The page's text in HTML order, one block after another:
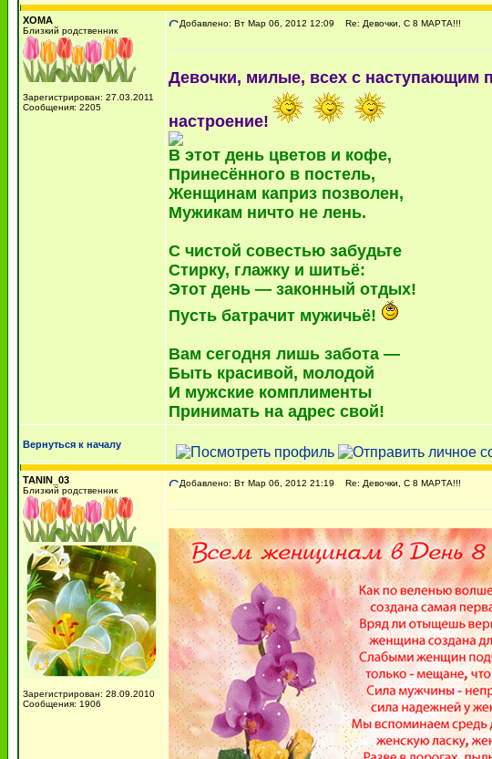
ХОМА
Близкий родственник
Зарегистрирован: 27.03.2011
Сообщения: 2205
Добавлено: Вт Мар 06, 2012 12:09 Re: Девочки, С 8 МАРТА!!!
Девочки, милые, всех с наступающим
настроение!
В этот день цветов и кофе,
Принесённого в постель,
Женщинам каприз позволен,
Мужикам ничто не лень.
С чистой совестью забудьте
Стирку, глажку и шитьё:
Этот день — законный отдых!
Пусть батрачит мужичьё!
Вам сегодня лишь забота —
Быть красивой, молодой
И мужские комплименты
Принимать на адрес свой!
Вернуться к началу
TANIN_03
Близкий родственник
Зарегистрирован: 28.09.2010
Сообщения: 1906
Добавлено: Вт Мар 06, 2012 21:19 Re: Девочки, С 8 МАРТА!!!